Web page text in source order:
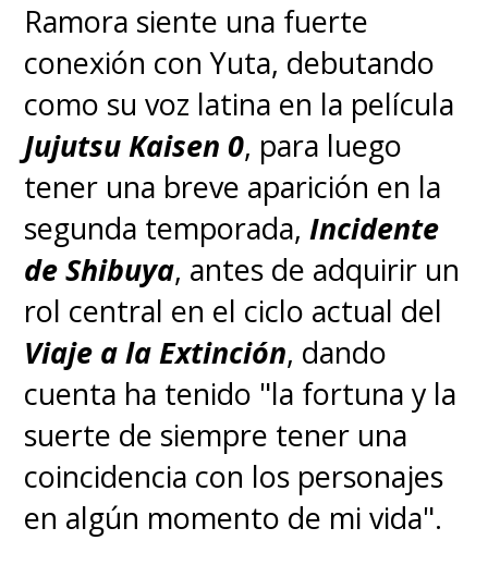
Ramora siente una fuerte
conexión con Yuta, debutando
como su voz latina en la película
Jujutsu Kaisen 0, para luego
tener una breve aparición en la
segunda temporada,Incidente
de Shibuya, antes de adquirir un
rol central en el ciclo actual del
Viaje a la Extinción, dando
cuenta ha tenido "la fortuna y la
suerte de siempre tener una
coincidencia con los personajes
en algún momento de mi vida".